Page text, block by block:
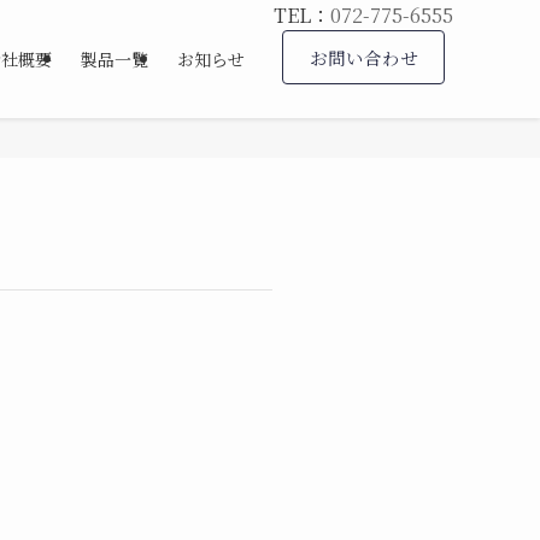
概要 製品一覧 お知らせ
TEL： 072-775-6555
お問い合わせ